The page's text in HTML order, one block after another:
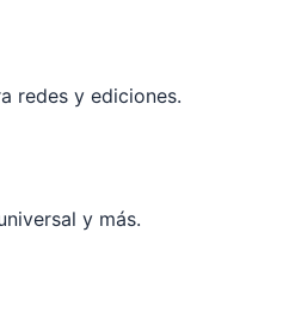
redes y ediciones.
y más.